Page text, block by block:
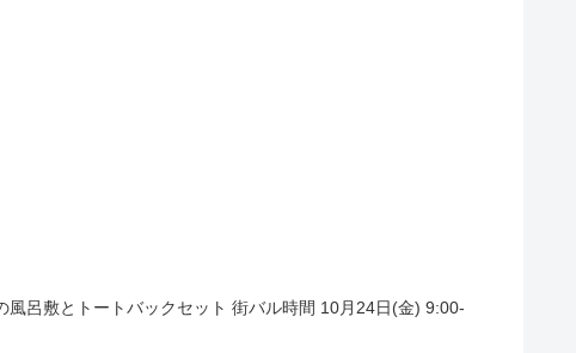
呂敷とトートバックセット 街バル時間 10月24日(金) 9:00-